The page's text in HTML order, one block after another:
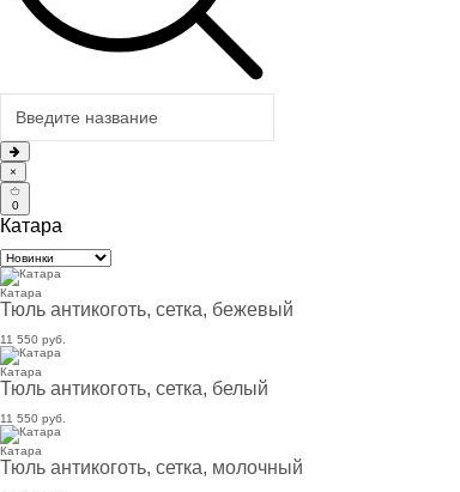
×
0
Катара
Катара
Тюль антикоготь, сетка, бежевый
11 550 руб.
Катара
Тюль антикоготь, сетка, белый
11 550 руб.
Катара
Тюль антикоготь, сетка, молочный